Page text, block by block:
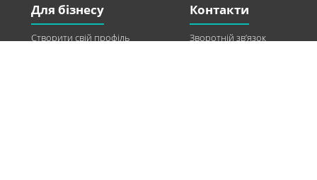
Для бізнесу
Створити свій профіль
Контакти
Зворотній зв’язок